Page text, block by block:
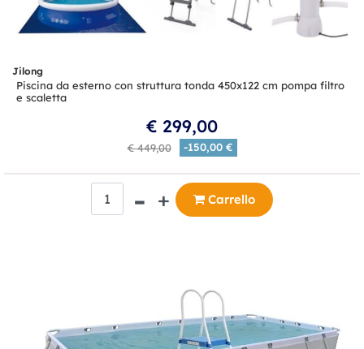
Jilong
Piscina da esterno con struttura tonda 450x122 cm pompa filtro
e scaletta
€ 449,00 -150,00 €
€ 299,00
Quantità
Carrello